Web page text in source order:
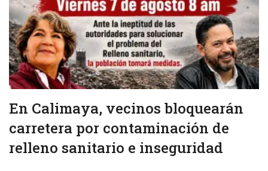
En Calimaya, vecinos bloquearán
carretera por contaminación de
relleno sanitario e inseguridad